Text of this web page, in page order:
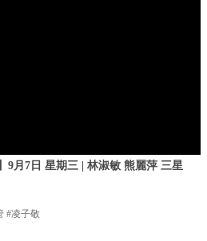
9月7日 星期三 | 林淑敏 熊麗萍 三星
#凌子敬